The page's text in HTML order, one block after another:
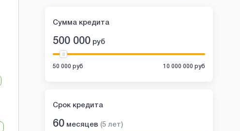
Сумма кредита
500 000 руб
50 000 руб 10 000 000 руб
Срок кредита
60 месяцев (5 лет)